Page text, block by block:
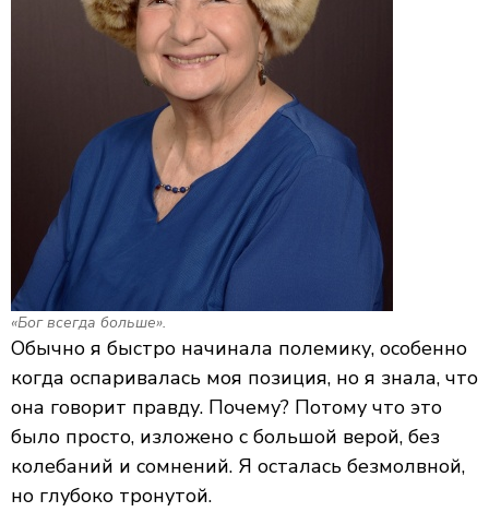
«Бог всегда больше».
Обычно я быстро начинала полемику, особенно
когда оспаривалась моя позиция, но я знала, что
она говорит правду. Почему? Потому что это
было просто, изложено с большой верой, без
колебаний и сомнений. Я осталась безмолвной,
но глубоко тронутой.